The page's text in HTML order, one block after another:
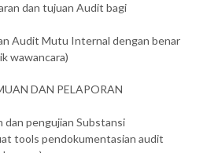
dan tujuan Audit bagi
Audit Mutu Internal dengan benar
wawancara)
DAN PELAPORAN
dan pengujian Substansi
tools pendokumentasian audit